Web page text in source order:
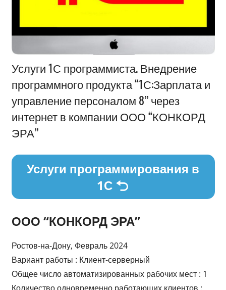
Информация
Услуги 1С программиста. Внедрение
программного продукта “1С:Зарплата и
управление персоналом 8” через
интернет в компании ООО “КОНКОРД
ЭРА”
Услуги программирования в
1С
ООО “КОНКОРД ЭРА”
Ростов-на-Дону, Февраль 2024
Вариант работы : Клиент-серверный
Общее число автоматизированных рабочих мест : 1